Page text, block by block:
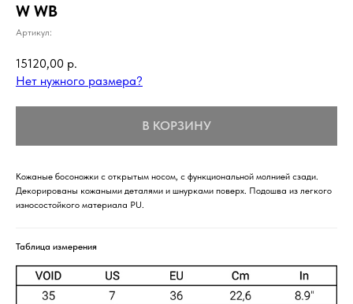
W WB
Артикул:
15120,00 р.
Нет нужного размера?
В КОРЗИНУ
Кожаные босоножки с открытым носом, с функциональной молнией сзади.
Декорированы кожаными деталями и шнурками поверх. Подошва из легкого
износостойкого материала PU.
Таблица измерения